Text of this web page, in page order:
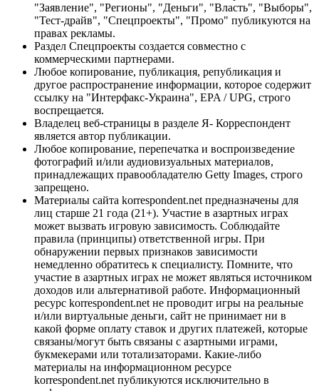
"Заявление", "Регионы", "Деньги", "Власть", "Выборы",
"Тест-драйв", "Спецпроекты", "Промо" публикуются на
правах рекламы.
Раздел Спецпроекты создается совместно с
коммерческими партнерами.
Любое копирование, публикация, републикация и
другое распространение информации, которое содержит
ссылку на "Интерфакс-Украина", EPA / UPG, строго
воспрещается.
Владелец веб-страницы в разделе Я- Корреспондент
является автор публикации.
Любое копирование, перепечатка и воспроизведение
фотографий и/или аудиовизуальных материалов,
принадлежащих правообладателю Getty Images, строго
запрещено.
Материалы сайта korrespondent.net предназначены для
лиц старше 21 года (21+). Участие в азартных играх
может вызвать игровую зависимость. Соблюдайте
правила (принципы) ответственной игры. При
обнаружении первых признаков зависимости
немедленно обратитесь к специалисту. Помните, что
участие в азартных играх не может являться источником
доходов или альтернативой работе. Информационный
ресурс korrespondent.net не проводит игры на реальные
и/или виртуальные деньги, сайт не принимает ни в
какой форме оплату ставок и других платежей, которые
связаны/могут быть связаны с азартными играми,
букмекерами или тотализаторами. Какие-либо
материалы на информационном ресурсе
korrespondent.net публикуются исключительно в